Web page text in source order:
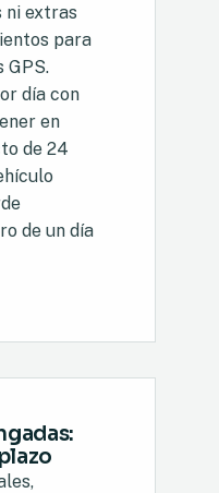
ni extras
para
GPS.
día con
en
de 24
de un día